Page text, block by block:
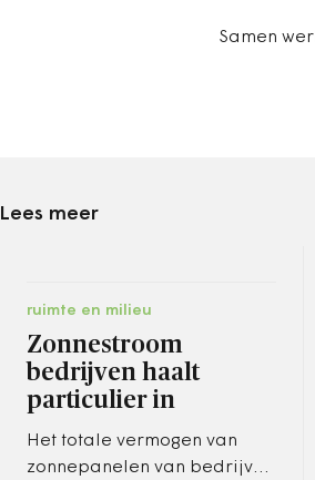
Samen
Lees meer
ruimte en milieu
Zonnestroom
bedrijven haalt
particulier in
Het totale vermogen van
zonnepanelen van bedrijven